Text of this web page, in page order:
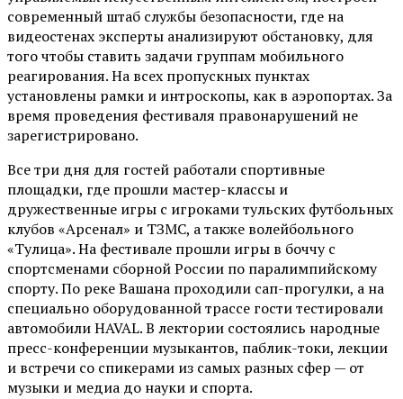
современный штаб службы безопасности, где на
видеостенах эксперты анализируют обстановку, для
того чтобы ставить задачи группам мобильного
реагирования. На всех пропускных пунктах
установлены рамки и интроскопы, как в аэропортах. За
время проведения фестиваля правонарушений не
зарегистрировано.
Все три дня для гостей работали спортивные
площадки, где прошли мастер-классы и
дружественные игры с игроками тульских футбольных
клубов «Арсенал» и ТЗМС, а также волейбольного
«Тулица». На фестивале прошли игры в боччу с
спортсменами сборной России по паралимпийскому
спорту. По реке Вашана проходили сап-прогулки, а на
специально оборудованной трассе гости тестировали
автомобили HAVAL. В лектории состоялись народные
пресс-конференции музыкантов, паблик-токи, лекции
и встречи со спикерами из самых разных сфер — от
музыки и медиа до науки и спорта.